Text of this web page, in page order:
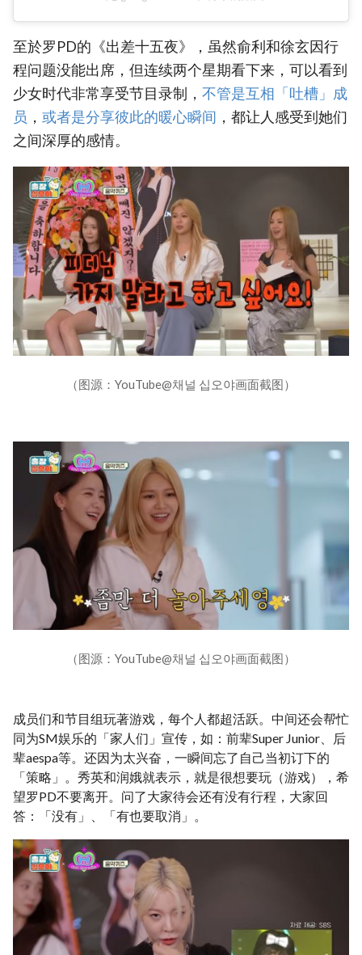
至於罗PD的《出差十五夜》，虽然俞利和徐玄因行
程问题没能出席，但连续两个星期看下来，可以看到
少女时代非常享受节目录制， 不管是互相「吐槽」成
员 ， 或者是分享彼此的暖心瞬间 ，都让人感受到她们
之间深厚的感情。
（图源：YouTube@채널 십오야画面截图）
（图源：YouTube@채널 십오야画面截图）
成员们和节目组玩著游戏，每个人都超活跃。中间还会帮忙
同为SM娱乐的「家人们」宣传，如：前辈Super Junior、后
辈aespa等。还因为太兴奋，一瞬间忘了自己当初订下的
「策略」。秀英和润娥就表示，就是很想要玩（游戏），希
望罗PD不要离开。问了大家待会还有没有行程，大家回
答：「没有」、「有也要取消」。